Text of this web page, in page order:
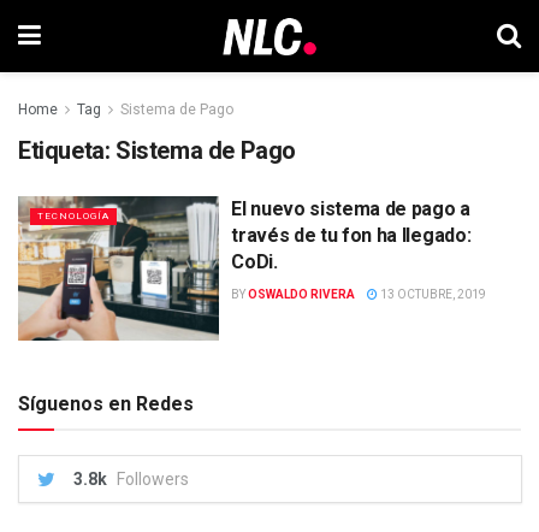
Home Tag Sistema de Pago
Etiqueta: Sistema de Pago
TECNOLOGÍA
El nuevo sistema de pago a
través de tu fon ha llegado:
CoDi.
BYOSWALDO RIVERA 13 OCTUBRE, 2019
Síguenos en Redes
3.8k Followers